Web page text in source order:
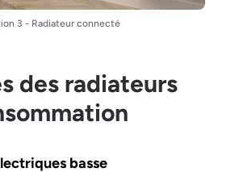
3 - Radiateur connecté
des radiateurs
basse